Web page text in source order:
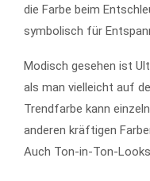
die Farbe beim
symbolisch für
Modisch gesehen ist
als man vielleicht auf
Trendfarbe kann
anderen kräftigen
Auch Ton-in-Ton-